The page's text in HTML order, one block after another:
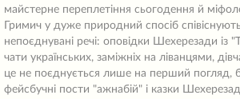
майстерне переплетіння сьогодення й
Гримич у дуже природний спосіб
непоєднувані речі: оповідки Шехерезади із
чати українських, заміжніх на ліванцями,
це не поєднується лише на перший погляд,
фейсбучні пости "ажнабій" і казки